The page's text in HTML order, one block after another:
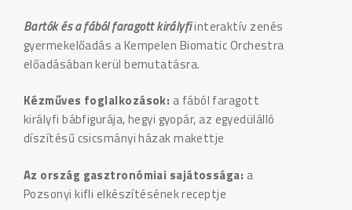
Bartók és a fából faragott királyfiinteraktív zenés
gyermekelőadás a Kempelen Biomatic Orchestra
előadásában kerül bemutatásra.
Kézműves foglalkozások: a fából faragott
királyfi bábfigurája, hegyi gyopár, az egyedülálló
díszítésű csicsmányi házak makettje
Az ország gasztronómiai sajátossága: a
Pozsonyi kifli elkészítésének receptje